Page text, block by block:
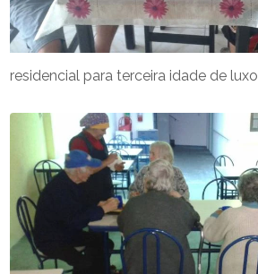
residencial para terceira idade de luxo